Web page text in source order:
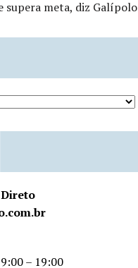
supera meta, diz Galípolo
– 19:00